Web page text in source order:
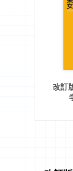
改訂